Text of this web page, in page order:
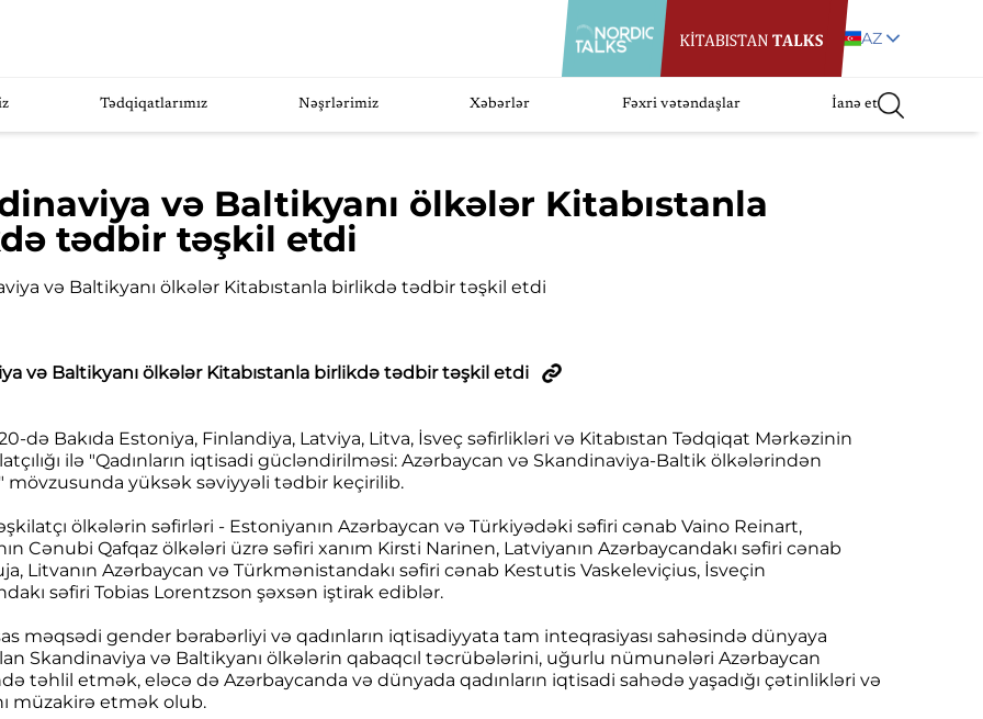
AZ
Tədqiqatlarımız Nəşrlərimiz Xəbərlər Fəxri vətəndaşlar İanə et
və Baltikyanı ölkələr Kitabıstanla
tədbir təşkil etdi
və Baltikyanı ölkələr Kitabıstanla birlikdə tədbir təşkil etdi
də Bakıda Estoniya, Finlandiya, Latviya, Litva, İsveç səfirlikləri və Kitabıstan Tədqiqat Mərkəzinin
ilə "Qadınların iqtisadi gücləndirilməsi: Azərbaycan və Skandinaviya-Baltik ölkələrindən
mövzusunda yüksək səviyyəli tədbir keçirilib.
ölkələrin səfirləri - Estoniyanın Azərbaycan və Türkiyədəki səfiri cənab Vaino Reinart,
Cənubi Qafqaz ölkələri üzrə səfiri xanım Kirsti Narinen, Latviyanın Azərbaycandakı səfiri cənab
Litvanın Azərbaycan və Türkmənistandakı səfiri cənab Kestutis Vaskeleviçius, İsveçin
səfiri Tobias Lorentzson şəxsən iştirak ediblər.
məqsədi gender bərabərliyi və qadınların iqtisadiyyata tam inteqrasiyası sahəsində dünyaya
Skandinaviya və Baltikyanı ölkələrin qabaqcıl təcrübələrini, uğurlu nümunələri Azərbaycan
təhlil etmək, eləcə də Azərbaycanda və dünyada qadınların iqtisadi sahədə yaşadığı çətinlikləri və
müzakirə etmək olub.